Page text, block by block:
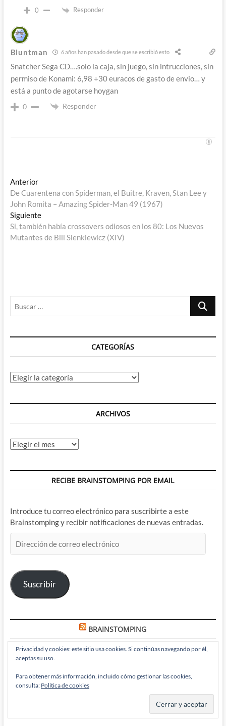
0 Responder
Bluntman 6 años han pasado desde que se escribió esto
Snatcher Sega CD….solo la caja, sin juego, sin intrucciones, sin
permiso de Konami: 6,98 +30 euracos de gasto de envio… y
está a punto de agotarse hoygan
0 Responder
Navegación
de
entradas
AnteriorEntrada
anterior:
De Cuarentena con Spiderman, el Buitre, Kraven, Stan Lee y
John Romita – Amazing Spider-Man 49 (1967)
SiguienteEntrada
siguiente:
Si, también había crossovers odiosos en los 80: Los Nuevos
Mutantes de Bill Sienkiewicz (XIV)
Buscar
CATEGORÍAS
Categorías
ARCHIVOS
Archivos
RECIBE BRAINSTOMPING POR EMAIL
Introduce tu correo electrónico para suscribirte a este
Brainstomping y recibir notificaciones de nuevas entradas.
de
electrónico
Suscribir
BRAINSTOMPING
en Concrete: Stars Over Sand
Pitufo Verde y Verde Pitufo: Secretos que me encontré en Los
Privacidad y cookies: este sitio usa cookies. Si continúas navegando por él,
aceptas su uso.
Para obtener más información, incluido cómo gestionar las cookies,
consulta: Política de cookies